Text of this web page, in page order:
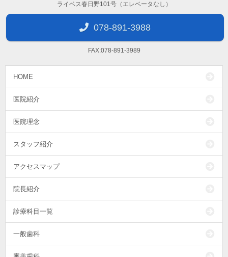
ライベス春日野101号（エレベータなし）
078-891-3988
FAX:078-891-3989
HOME
医院紹介
医院理念
スタッフ紹介
アクセスマップ
院長紹介
診療科目一覧
一般歯科